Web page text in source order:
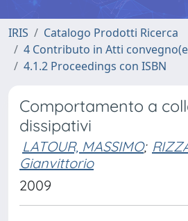
IRIS
Catalogo Prodotti Ricerca
4 Contributo in Atti
4.1.2 Proceedings con ISBN
Comportamento a
dissipativi
LATOUR, MASSIMO;
Gianvittorio
2009